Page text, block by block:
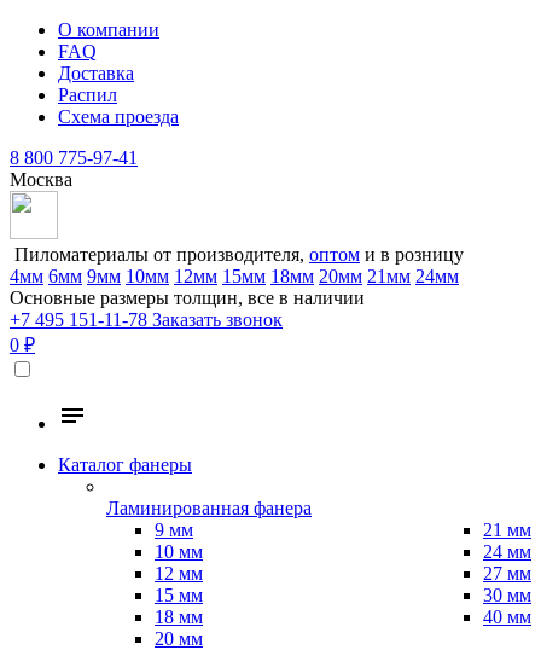
О компании
FAQ
Доставка
Распил
Схема проезда
8 800 775-97-41
Москва
Пиломатериалы от производителя, оптом и в розницу
4мм 6мм 9мм 10мм 12мм 15мм 18мм 20мм 21мм 24мм
Основные размеры толщин, все в наличии
+7 495 151-11-78 Заказать звонок
0 ₽
Каталог фанеры
Ламинированная фанера
9 мм
10 мм
12 мм
15 мм
18 мм
20 мм
21 мм
24 мм
27 мм
30 мм
40 мм